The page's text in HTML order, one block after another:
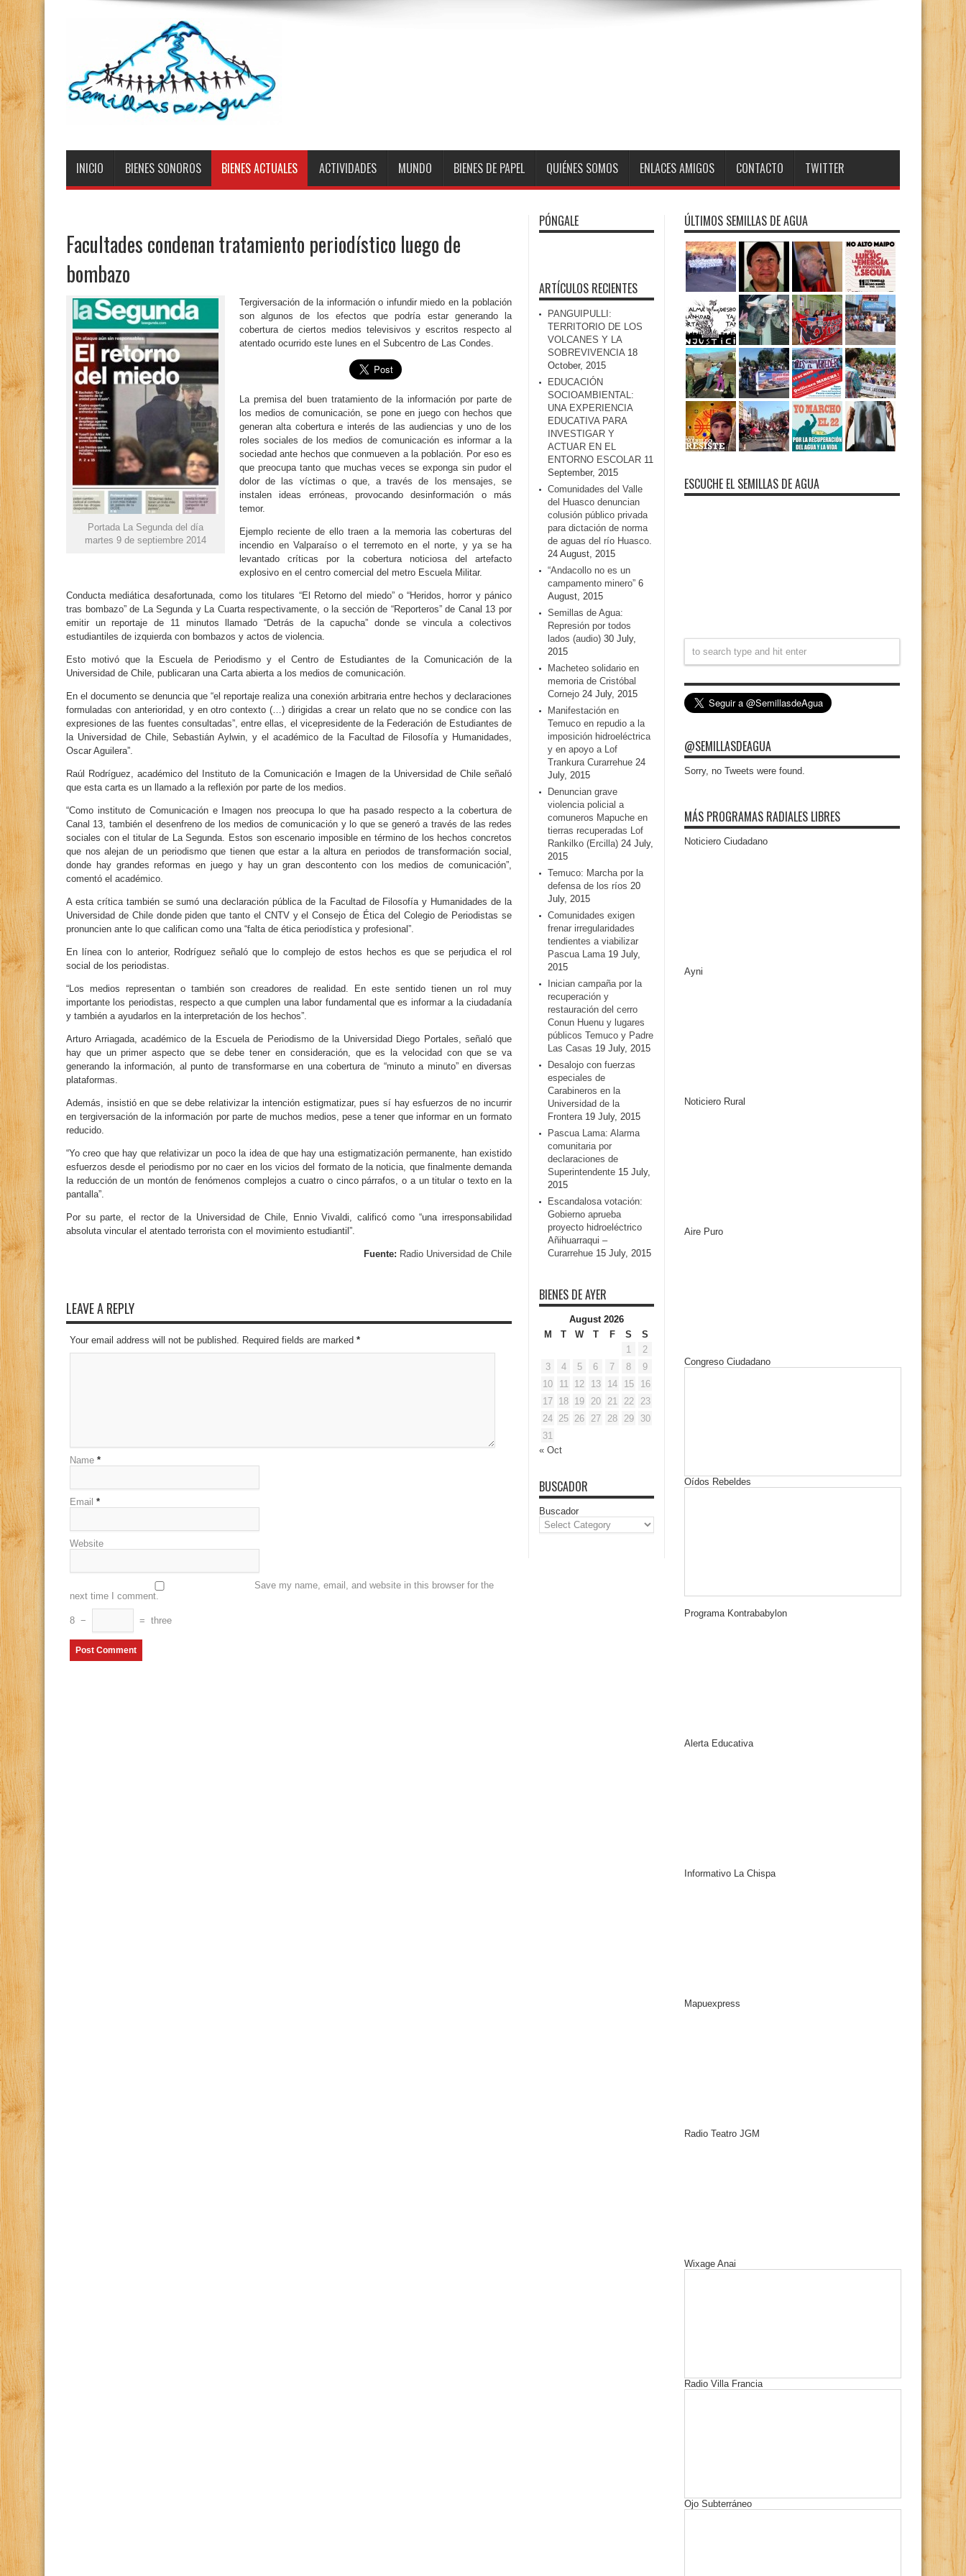
INICIO BIENES SONOROS BIENES ACTUALES ACTIVIDADES MUNDO BIENES DE PAPEL QUIÉNES SOMOS ENLACES AMIGOS CONTACTO TWITTER
Facultades condenan tratamiento periodístico luego de
bombazo
Portada La Segunda del día
martes 9 de septiembre 2014
Tergiversación de la información o infundir miedo en la población
son algunos de los efectos que podría estar generando la
cobertura de ciertos medios televisivos y escritos respecto al
atentado ocurrido este lunes en el Subcentro de Las Condes.
La premisa del buen tratamiento de la información por parte de
los medios de comunicación, se pone en juego con hechos que
generan alta cobertura e interés de las audiencias y uno de los
roles sociales de los medios de comunicación es informar a la
sociedad ante hechos que conmueven a la población. Por eso es
que preocupa tanto que muchas veces se exponga sin pudor el
dolor de las víctimas o que, a través de los mensajes, se
instalen ideas erróneas, provocando desinformación o más
temor.
Ejemplo reciente de ello traen a la memoria las coberturas del
incendio en Valparaíso o el terremoto en el norte, y ya se ha
levantado críticas por la cobertura noticiosa del artefacto
explosivo en el centro comercial del metro Escuela Militar.
Conducta mediática desafortunada, como los titulares “El Retorno del miedo” o “Heridos, horror y pánico
tras bombazo” de La Segunda y La Cuarta respectivamente, o la sección de “Reporteros” de Canal 13 por
emitir un reportaje de 11 minutos llamado “Detrás de la capucha” donde se vincula a colectivos
estudiantiles de izquierda con bombazos y actos de violencia.
Esto motivó que la Escuela de Periodismo y el Centro de Estudiantes de la Comunicación de la
Universidad de Chile, publicaran una Carta abierta a los medios de comunicación.
En el documento se denuncia que “el reportaje realiza una conexión arbitraria entre hechos y declaraciones
formuladas con anterioridad, y en otro contexto (…) dirigidas a crear un relato que no se condice con las
expresiones de las fuentes consultadas”, entre ellas, el vicepresidente de la Federación de Estudiantes de
la Universidad de Chile, Sebastián Aylwin, y el académico de la Facultad de Filosofía y Humanidades,
Oscar Aguilera”.
Raúl Rodríguez, académico del Instituto de la Comunicación e Imagen de la Universidad de Chile señaló
que esta carta es un llamado a la reflexión por parte de los medios.
“Como instituto de Comunicación e Imagen nos preocupa lo que ha pasado respecto a la cobertura de
Canal 13, también el desenfreno de los medios de comunicación y lo que se generó a través de las redes
sociales con el titular de La Segunda. Estos son escenario imposible en término de los hechos concretos
que nos alejan de un periodismo que tienen que estar a la altura en periodos de transformación social,
donde hay grandes reformas en juego y hay un gran descontento con los medios de comunicación”,
comentó el académico.
A esta crítica también se sumó una declaración pública de la Facultad de Filosofía y Humanidades de la
Universidad de Chile donde piden que tanto el CNTV y el Consejo de Ética del Colegio de Periodistas se
pronuncien ante lo que califican como una “falta de ética periodística y profesional”.
En línea con lo anterior, Rodríguez señaló que lo complejo de estos hechos es que se perjudica el rol
social de los periodistas.
“Los medios representan o también son creadores de realidad. En este sentido tienen un rol muy
importante los periodistas, respecto a que cumplen una labor fundamental que es informar a la ciudadanía
y también a ayudarlos en la interpretación de los hechos”.
Arturo Arriagada, académico de la Escuela de Periodismo de la Universidad Diego Portales, señaló que
hay que un primer aspecto que se debe tener en consideración, que es la velocidad con que se va
generando la información, al punto de transformarse en una cobertura de “minuto a minuto” en diversas
plataformas.
Además, insistió en que se debe relativizar la intención estigmatizar, pues sí hay esfuerzos de no incurrir
en tergiversación de la información por parte de muchos medios, pese a tener que informar en un formato
reducido.
“Yo creo que hay que relativizar un poco la idea de que hay una estigmatización permanente, han existido
esfuerzos desde el periodismo por no caer en los vicios del formato de la noticia, que finalmente demanda
la reducción de un montón de fenómenos complejos a cuatro o cinco párrafos, o a un titular o texto en la
pantalla”.
Por su parte, el rector de la Universidad de Chile, Ennio Vivaldi, calificó como “una irresponsabilidad
absoluta vincular el atentado terrorista con el movimiento estudiantil”.
Fuente: Radio Universidad de Chile
LEAVE A REPLY
Your email address will not be published. Required fields are marked *
Name *
Email *
Website
Save my name, email, and website in this browser for the
next time I comment.
8 − = three
PÓNGALE
ARTÍCULOS RECIENTES
PANGUIPULLI:
TERRITORIO DE LOS
VOLCANES Y LA
SOBREVIVENCIA 18
October, 2015
EDUCACIÓN
SOCIOAMBIENTAL:
UNA EXPERIENCIA
EDUCATIVA PARA
INVESTIGAR Y
ACTUAR EN EL
ENTORNO ESCOLAR 11
September, 2015
Comunidades del Valle
del Huasco denuncian
colusión público privada
para dictación de norma
de aguas del río Huasco.
24 August, 2015
“Andacollo no es un
campamento minero” 6
August, 2015
Semillas de Agua:
Represión por todos
lados (audio) 30 July,
2015
Macheteo solidario en
memoria de Cristóbal
Cornejo 24 July, 2015
Manifestación en
Temuco en repudio a la
imposición hidroeléctrica
y en apoyo a Lof
Trankura Curarrehue 24
July, 2015
Denuncian grave
violencia policial a
comuneros Mapuche en
tierras recuperadas Lof
Rankilko (Ercilla) 24 July,
2015
Temuco: Marcha por la
defensa de los ríos 20
July, 2015
Comunidades exigen
frenar irregularidades
tendientes a viabilizar
Pascua Lama 19 July,
2015
Inician campaña por la
recuperación y
restauración del cerro
Conun Huenu y lugares
públicos Temuco y Padre
Las Casas 19 July, 2015
Desalojo con fuerzas
especiales de
Carabineros en la
Universidad de la
Frontera 19 July, 2015
Pascua Lama: Alarma
comunitaria por
declaraciones de
Superintendente 15 July,
2015
Escandalosa votación:
Gobierno aprueba
proyecto hidroeléctrico
Añihuarraqui –
Curarrehue 15 July, 2015
BIENES DE AYER
August 2026
M
T W T F S
S
1
2
3
4 5 6 7 8
9
10
11 12 13 14 15
16
17 18 19 20 21 22
23
24 25 26 27 28 29
30
31
« Oct
BUSCADOR
Buscador
ÚLTIMOS SEMILLAS DE AGUA
ESCUCHE EL SEMILLAS DE AGUA
@SEMILLASDEAGUA
Sorry, no Tweets were found.
MÁS PROGRAMAS RADIALES LIBRES
Noticiero Ciudadano
Ayni
Noticiero Rural
Aire Puro
Congreso Ciudadano
Oídos Rebeldes
Programa Kontrababylon
Alerta Educativa
Informativo La Chispa
Mapuexpress
Radio Teatro JGM
Wixage Anai
Radio Villa Francia
Ojo Subterráneo